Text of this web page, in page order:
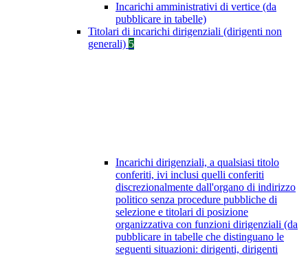
Incarichi amministrativi di vertice (da
pubblicare in tabelle)
Titolari di incarichi dirigenziali (dirigenti non
generali) 5
Incarichi dirigenziali, a qualsiasi titolo
conferiti, ivi inclusi quelli conferiti
discrezionalmente dall'organo di indirizzo
politico senza procedure pubbliche di
selezione e titolari di posizione
organizzativa con funzioni dirigenziali (da
pubblicare in tabelle che distinguano le
seguenti situazioni: dirigenti, dirigenti